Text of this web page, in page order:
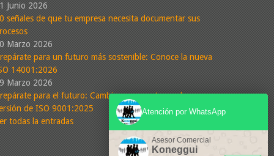
la imagen de su organización
a la satisfacción del cliente
Leer Más
Junio 2026
señales de que tu empresa necesita documentar sus
Marzo 2026
para un futuro más sostenible: Conoce la nueva
14001:2026
Marzo 2026
para el futuro: Cambios propuestos en la nueva
de ISO 9001:2025
todas la entradas
Atención por WhatsApp
Asesor Comercial
Koneggui